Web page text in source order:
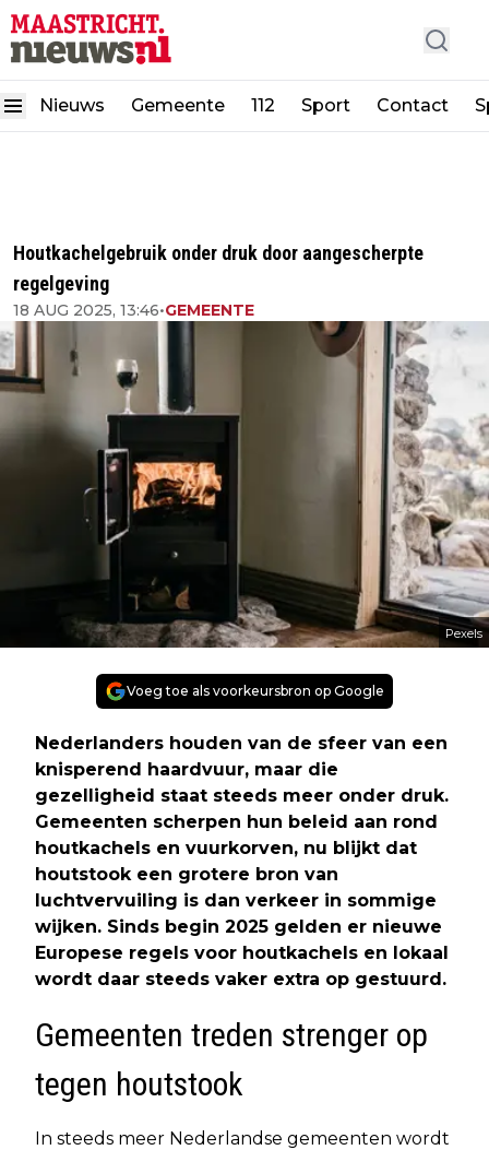
Nieuws Gemeente 112 Sport Contact
Houtkachelgebruik onder druk door aangescherpte
regelgeving
18 AUG 2025, 13:46•GEMEENTE
Pexels
Voeg toe als voorkeursbron op Google
Nederlanders houden van de sfeer van een
knisperend haardvuur, maar die
gezelligheid staat steeds meer onder druk.
Gemeenten scherpen hun beleid aan rond
houtkachels en vuurkorven, nu blijkt dat
houtstook een grotere bron van
luchtvervuiling is dan verkeer in sommige
wijken. Sinds begin 2025 gelden er nieuwe
Europese regels voor houtkachels en lokaal
wordt daar steeds vaker extra op gestuurd.
Gemeenten treden strenger op
tegen houtstook
In steeds meer Nederlandse gemeenten wordt